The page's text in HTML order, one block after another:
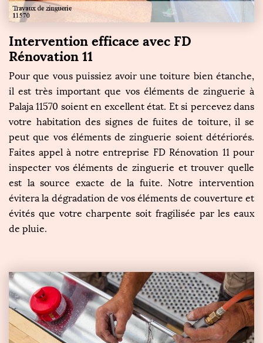
Intervention efficace avec FD
Rénovation 11
Pour que vous puissiez avoir une toiture bien étanche,
il est très important que vos éléments de zinguerie à
Palaja 11570 soient en excellent état. Et si percevez dans
votre habitation des signes de fuites de toiture, il se
peut que vos éléments de zinguerie soient détériorés.
Faites appel à notre entreprise FD Rénovation 11 pour
inspecter vos éléments de zinguerie et trouver quelle
est la source exacte de la fuite. Notre intervention
évitera la dégradation de vos éléments de couverture et
évités que votre charpente soit fragilisée par les eaux
de pluie.